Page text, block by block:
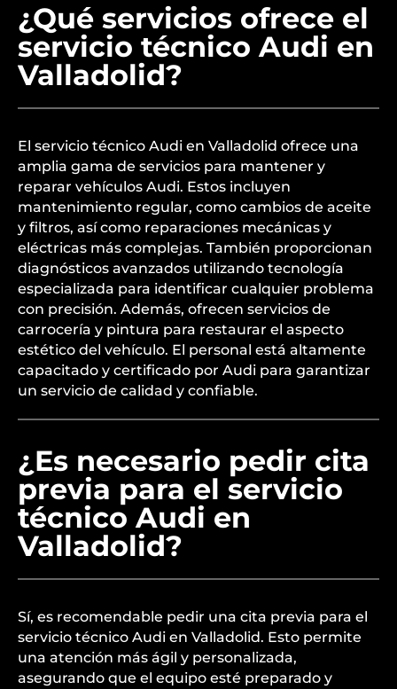
¿Qué servicios ofrece el
servicio técnico Audi en
Valladolid?
El servicio técnico Audi en Valladolid ofrece una
amplia gama de servicios para mantener y
reparar vehículos Audi. Estos incluyen
mantenimiento regular, como cambios de aceite
y filtros, así como reparaciones mecánicas y
eléctricas más complejas. También proporcionan
diagnósticos avanzados utilizando tecnología
especializada para identificar cualquier problema
con precisión. Además, ofrecen servicios de
carrocería y pintura para restaurar el aspecto
estético del vehículo. El personal está altamente
capacitado y certificado por Audi para garantizar
un servicio de calidad y confiable.
¿Es necesario pedir cita
previa para el servicio
técnico Audi en
Valladolid?
Sí, es recomendable pedir una cita previa para el
servicio técnico Audi en Valladolid. Esto permite
una atención más ágil y personalizada,
asegurando que el equipo esté preparado y